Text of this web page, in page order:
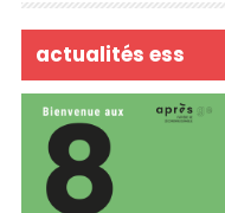
6 arcades à saisir au cœur du